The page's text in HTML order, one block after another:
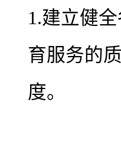
1.建立健
育服务的
度。